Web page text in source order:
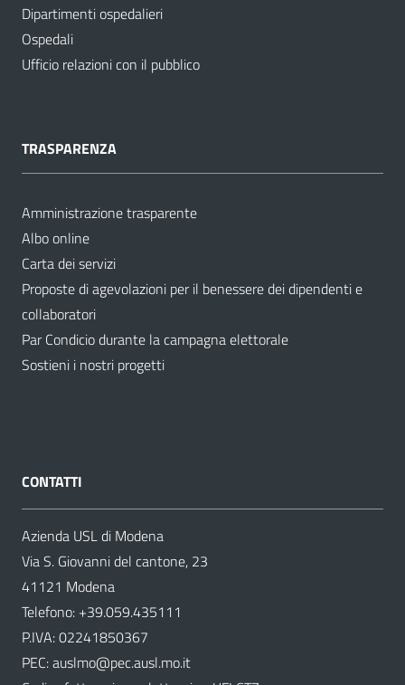
Dipartimenti ospedalieri
Ospedali
Ufficio relazioni con il pubblico
TRASPARENZA
Amministrazione trasparente
Albo online
Carta dei servizi
Proposte di agevolazioni per il benessere dei dipendenti e
collaboratori
Par Condicio durante la campagna elettorale
Sostieni i nostri progetti
CONTATTI
Azienda USL di Modena
Via S. Giovanni del cantone, 23
41121 Modena
Telefono: +39.059.435111
P.IVA: 02241850367
PEC:auslmo@pec.ausl.mo.it